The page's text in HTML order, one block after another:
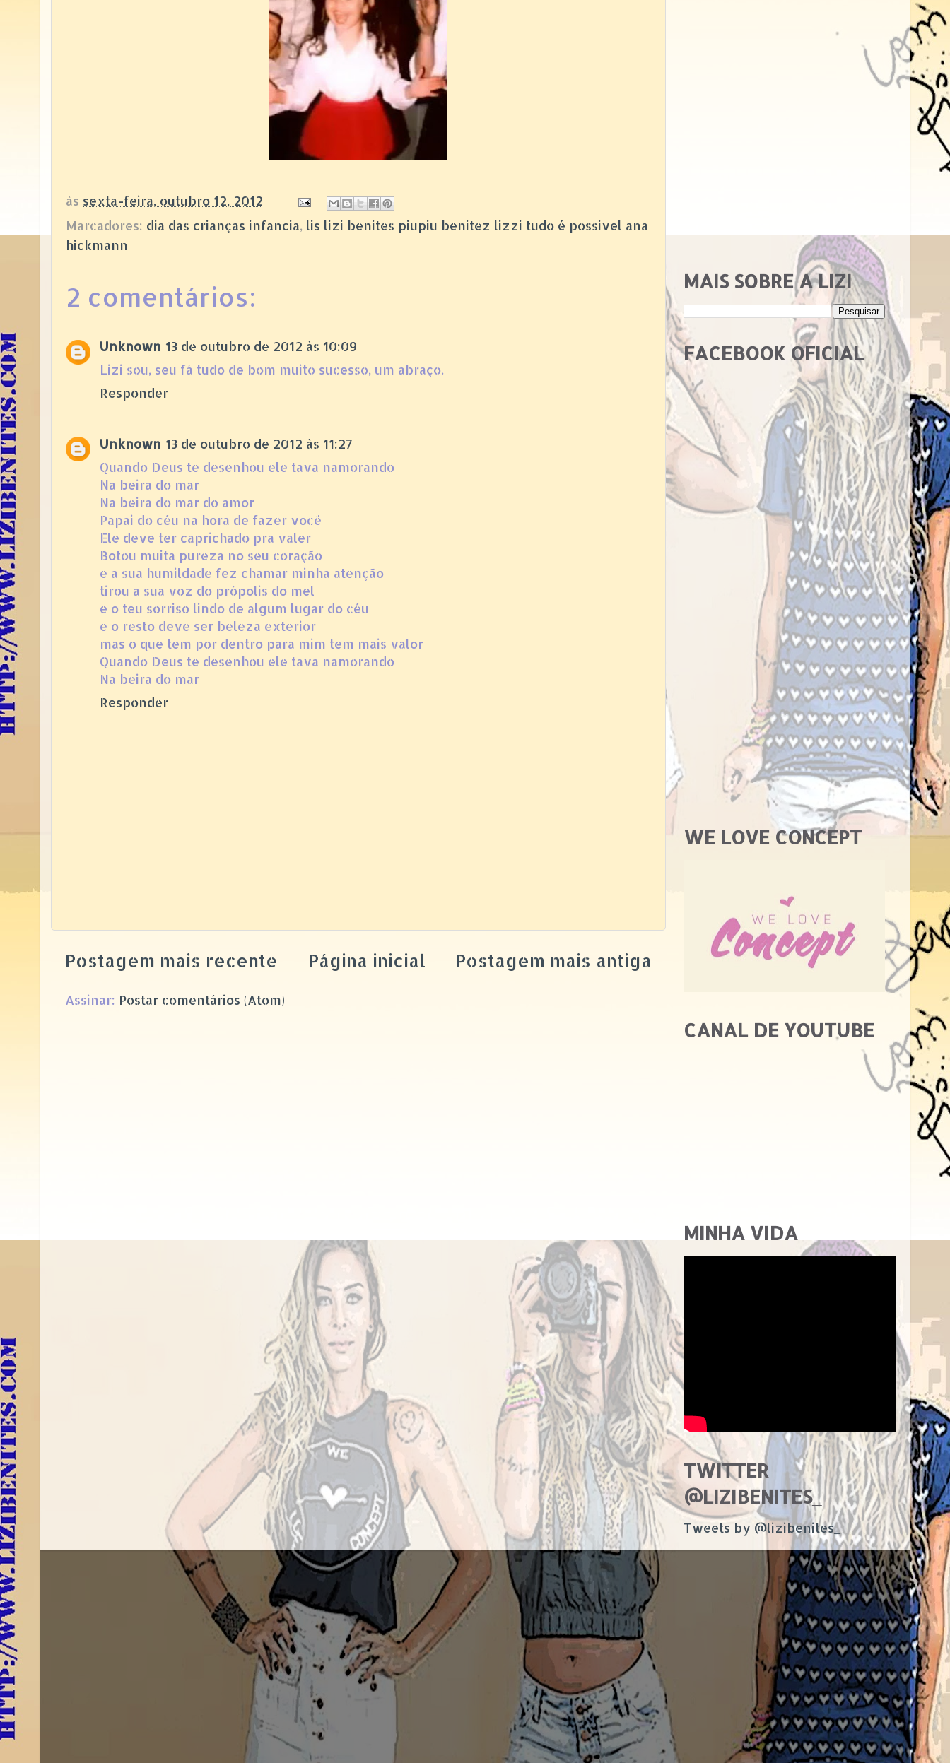
às sexta-feira, outubro 12, 2012
Marcadores: dia das crianças infancia, lis lizi benites piupiu benitez lizzi tudo é possivel ana
hickmann
2 comentários:
Unknown 13 de outubro de 2012 às 10:09
Lizi sou, seu fá tudo de bom muito sucesso, um abraço.
Responder
Unknown 13 de outubro de 2012 às 11:27
Quando Deus te desenhou ele tava namorando
Na beira do mar
Na beira do mar do amor
Papai do céu na hora de fazer você
Ele deve ter caprichado pra valer
Botou muita pureza no seu coração
e a sua humildade fez chamar minha atenção
tirou a sua voz do própolis do mel
e o teu sorriso lindo de algum lugar do céu
e o resto deve ser beleza exterior
mas o que tem por dentro para mim tem mais valor
Quando Deus te desenhou ele tava namorando
Na beira do mar
Responder
Postagem mais recente Postagem mais antiga
Página inicial
Assinar: Postar comentários (Atom)
MAIS SOBRE A LIZI
FACEBOOK OFICIAL
WE LOVE CONCEPT
CANAL DE YOUTUBE
MINHA VIDA
TWITTER
@LIZIBENITES_
Tweets by @lizibenites_